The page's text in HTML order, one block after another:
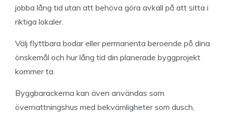
jobba lång tid utan att behöva göra avkall på att sitta i
riktiga lokaler.
Välj flyttbara bodar eller permanenta beroende på dina
önskemål och hur lång tid din planerade byggprojekt
kommer ta.
Byggbarackerna kan även användas som
övernattningshus med bekvämligheter som dusch,